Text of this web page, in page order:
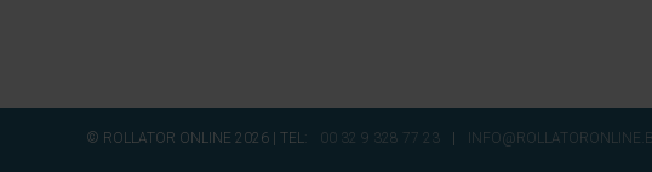
© ROLLATOR ONLINE 2026 | TEL: 00 32 9 328 77 23